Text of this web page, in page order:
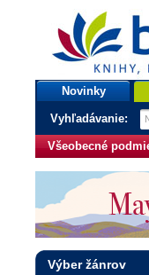
bux.sk
knihy, ktorými žijete
Úvodná stránka
Novinky
Vyhľadávanie:
Všeobecné
Výber žánrov